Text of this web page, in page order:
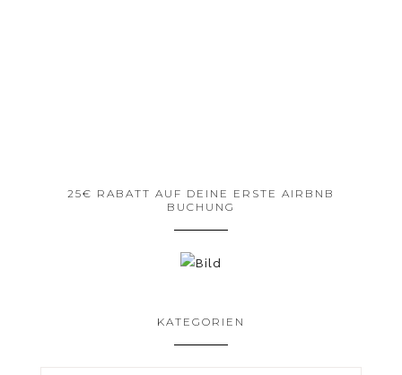
25€ RABATT AUF DEINE ERSTE AIRBNB
BUCHUNG
KATEGORIEN